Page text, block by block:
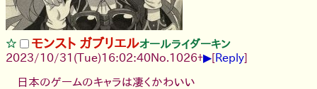
モンスト ガブリエルオールライダーキン
2023/10/31(Tue)16:02:40No.1026+▶[Reply]
日本のゲームのキャラは凄くかわいい